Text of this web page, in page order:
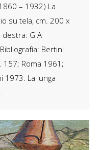
– 1932) La
su tela, cm. 200 x
G A
Bibliografìa: Bertini
157; Roma 1961;
1973. La lunga